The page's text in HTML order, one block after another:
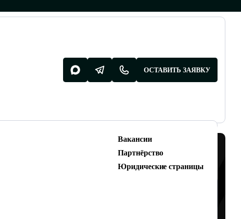
Разработка поддержка
Техническая поддержка сайтов
Вакансии
Партнёрство
Юридические страницы
ОСТАВИТЬ ЗАЯВКУ